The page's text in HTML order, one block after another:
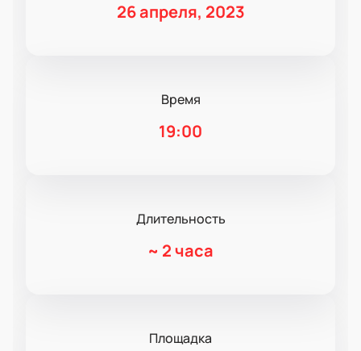
26 апреля, 2023
Время
19:00
Длительность
~ 2 часа
Площадка